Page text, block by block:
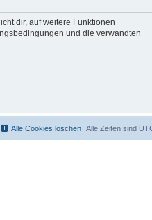
dir, auf weitere Funktionen
und die verwandten
Alle Zeiten sind
Alle Cookies löschen